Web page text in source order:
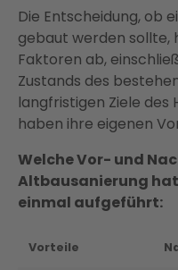
Die Entscheidung, ob
gebaut werden sollte,
Faktoren ab,
Zustands des
langfristigen Ziele des
haben ihre eigenen
Welche Vor- und
Altbausanierung
einmal aufgeführt:
Vorteile